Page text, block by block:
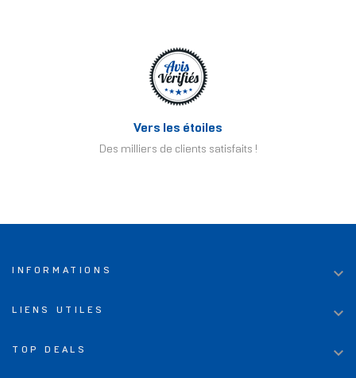
Vers les étoiles
Des milliers de clients satisfaits !
INFORMATIONS 
LIENS UTILES 
TOP DEALS 